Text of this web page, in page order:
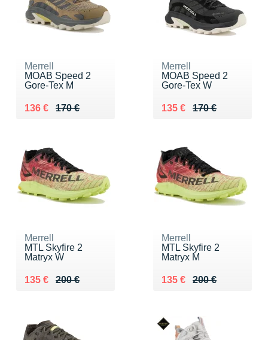
Merrell
MOAB Speed 2
Gore-Tex M
170 €
Au lieu de 170 €
136 €
Vendu 136 €
Merrell
MOAB Speed 2
Gore-Tex W
170 €
Au lieu de 170 €
135 €
Vendu 135 €
Merrell
MTL Skyfire 2
Matryx W
200 €
Au lieu de 200 €
135 €
Vendu 135 €
Merrell
MTL Skyfire 2
Matryx M
200 €
Au lieu de 200 €
135 €
Vendu 135 €